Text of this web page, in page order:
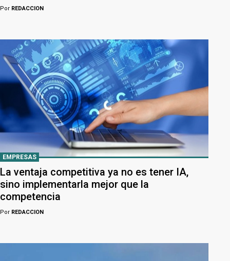
Por REDACCION
EMPRESAS
La ventaja competitiva ya no es tener IA,
sino implementarla mejor que la
competencia
Por REDACCION